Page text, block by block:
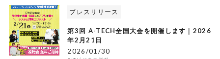
プレスリリース
第3回 A-TECH全国大会を開催します｜2026
年2月21日
2026/01/30